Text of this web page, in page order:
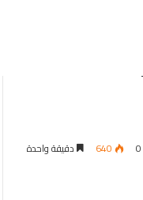
0
640 دقيقة واحدة